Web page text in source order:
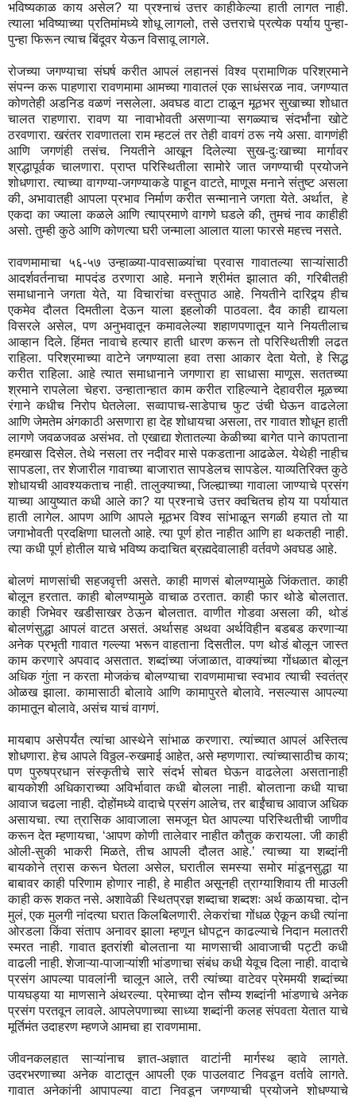
भविष्यकाळ काय असेल? या प्रश्नाचं उत्तर काहीकेल्या हाती लागत नाही.
त्याला भविष्याच्या प्रतिमांमध्ये शोधू लागलो, तसे उत्तराचे प्रत्येक पर्याय पुन्हा-
पुन्हा फिरून त्याच बिंदूवर येऊन विसावू लागले.
रोजच्या जगण्याचा संघर्ष करीत आपलं लहानसं विश्व प्रामाणिक परिश्रमाने
संपन्न करू पाहणारा रावणमामा आमच्या गावातलं एक साधंसरळ नाव. जगण्यात
कोणतेही अडनिड वळणं नसलेला. अवघड वाटा टाळून मूठभर सुखाच्या शोधात
चालत राहणारा. रावण या नावाभोवती असणाऱ्या सगळ्याच संदर्भांना खोटे
ठरवणारा. खरंतर रावणातला राम म्हटलं तर तेही वावगं ठरू नये असा. वागणंही
आणि जगणंही तसंच. नियतीने आखून दिलेल्या सुख-दुःखाच्या मार्गावर
श्रद्धापूर्वक चालणारा. प्राप्त परिस्थितीला सामोरे जात जगण्याची प्रयोजने
शोधणारा. त्याच्या वागण्या-जगण्याकडे पाहून वाटते, माणूस मनाने संतुष्ट असला
की, अभावातही आपला प्रभाव निर्माण करीत सन्मानाने जगता येते. अर्थात, हे
एकदा का ज्याला कळले आणि त्याप्रमाणे वागणे घडले की, तुमचं नाव काहीही
असो. तुम्ही कुठे आणि कोणत्या घरी जन्माला आलात याला फारसे महत्त्व नसते.
रावणमामाचा ५६-५७ उन्हाळ्या-पावसाळ्यांचा प्रवास गावातल्या साऱ्यांसाठी
आदर्शवर्तनाचा मापदंड ठरणारा आहे. मनाने श्रीमंत झालात की, गरिबीतही
समाधानाने जगता येते, या विचारांचा वस्तुपाठ आहे. नियतीने दारिद्र्य हीच
एकमेव दौलत दिमतीला देऊन याला इहलोकी पाठवला. दैव काही द्यायला
विसरले असेल, पण अनुभवातून कमावलेल्या शहाणपणातून याने नियतीलाच
आव्हान दिले. हिंमत नावाचे हत्यार हाती धारण करून तो परिस्थितीशी लढत
राहिला. परिश्रमाच्या वाटेने जगण्याला हवा तसा आकार देता येतो, हे सिद्ध
करीत राहिला. आहे त्यात समाधानाने जगणारा हा साधासा माणूस. सततच्या
श्रमाने रापलेला चेहरा. उन्हातान्हात काम करीत राहिल्याने देहावरील मूळच्या
रंगाने कधीच निरोप घेतलेला. सव्वापाच-साडेपाच फुट उंची घेऊन वाढलेला
आणि जेमतेम अंगकाठी असणारा हा देह शोधायचा असला, तर गावात शोधून हाती
लागणे जवळजवळ असंभव. तो एखाद्या शेतातल्या केळीच्या बागेत पाने कापताना
हमखास दिसेल. तेथे नसला तर नदीवर मासे पकडताना आढळेल. येथेही नाहीच
सापडला, तर शेजारील गावाच्या बाजारात सापडेलच सापडेल. याव्यतिरिक्त कुठे
शोधायची आवश्यकताच नाही. तालुक्याच्या, जिल्ह्याच्या गावाला जाण्याचे प्रसंग
याच्या आयुष्यात कधी आले का? या प्रश्नाचे उत्तर क्वचितच होय या पर्यायात
हाती लागेल. आपण आणि आपले मूठभर विश्व सांभाळून सगळी हयात तो या
जगाभोवती प्रदक्षिणा घालतो आहे. त्या पूर्ण होत नाहीत आणि हा थकतही नाही.
त्या कधी पूर्ण होतील याचे भविष्य कदाचित ब्रह्मदेवालाही वर्तवणे अवघड आहे.
बोलणं माणसांची सहजवृत्ती असते. काही माणसं बोलण्यामुळे जिंकतात. काही
बोलून हरतात. काही बोलण्यामुळे वाचाळ ठरतात. काही फार थोडे बोलतात.
काही जिभेवर खडीसाखर ठेऊन बोलतात. वाणीत गोडवा असला की, थोडं
बोलणंसुद्धा आपलं वाटत असतं. अर्थासह अथवा अर्थविहीन बडबड करणाऱ्या
अनेक प्रभृती गावात गल्ल्या भरून वाहताना दिसतील. पण थोडं बोलून जास्त
काम करणारे अपवाद असतात. शब्दांच्या जंजाळात, वाक्यांच्या गोंधळात बोलून
अधिक गुंता न करता मोजकंच बोलण्याचा रावणमामाचा स्वभाव त्याची स्वतंत्र
ओळख झाला. कामासाठी बोलावे आणि कामापुरते बोलावे. नसल्यास आपल्या
कामातून बोलावे, असंच याचं वागणं.
मायबाप असेपर्यंत त्यांचा आस्थेने सांभाळ करणारा. त्यांच्यात आपलं अस्तित्व
शोधणारा. हेच आपले विठ्ठल-रुखमाई आहेत, असे म्हणणारा. त्यांच्यासाठीच काय;
पण पुरुषप्रधान संस्कृतीचे सारे संदर्भ सोबत घेऊन वाढलेला असतानाही
बायकोशी अधिकाराच्या अविर्भावात कधी बोलला नाही. बोलताना कधी याचा
आवाज चढला नाही. दोहोंमध्ये वादाचे प्रसंग आलेच, तर बाईंचाच आवाज अधिक
असायचा. त्या त्रासिक आवाजाला समजून घेत आपल्या परिस्थितीची जाणीव
करून देत म्हणायचा, ‘आपण कोणी तालेवार नाहीत कौतुक करायला. जी काही
ओली-सुकी भाकरी मिळते, तीच आपली दौलत आहे.’ त्याच्या या शब्दांनी
बायकोने त्रास करून घेतला असेल, घरातील समस्या समोर मांडूनसुद्धा या
बाबावर काही परिणाम होणार नाही, हे माहीत असूनही त्राग्याशिवाय ती माउली
काही करू शकत नसे. अशावेळी स्थितप्रज्ञ शब्दाचा शब्दशः अर्थ कळायचा. दोन
मुलं, एक मुलगी नांदत्या घरात किलबिलणारी. लेकरांचा गोंधळ ऐकून कधी त्यांना
ओरडला किंवा संताप अनावर झाला म्हणून धोपटून काढल्याचे निदान मलातरी
स्मरत नाही. गावात इतरांशी बोलताना या माणसाची आवाजाची पट्टी कधी
वाढली नाही. शेजाऱ्या-पाजाऱ्यांशी भांडणाचा संबंध कधी येवूच दिला नाही. वादाचे
प्रसंग आपल्या पावलांनी चालून आले, तरी त्यांच्या वाटेवर प्रेममयी शब्दांच्या
पायघड्या या माणसाने अंथरल्या. प्रेमाच्या दोन सौम्य शब्दांनी भांडणाचे अनेक
प्रसंग परतवून लावले. आपलेपणाच्या साध्या शब्दांनी कलह संपवता येतात याचे
मूर्तिमंत उदाहरण म्हणजे आमचा हा रावणमामा.
जीवनकलहात साऱ्यांनाच ज्ञात-अज्ञात वाटांनी मार्गस्थ व्हावे लागते.
उदरभरणाच्या अनेक वाटातून आपली एक पाउलवाट निवडून वर्तावे लागते.
गावात अनेकांनी आपापल्या वाटा निवडून जगण्याची प्रयोजने शोधण्याचे